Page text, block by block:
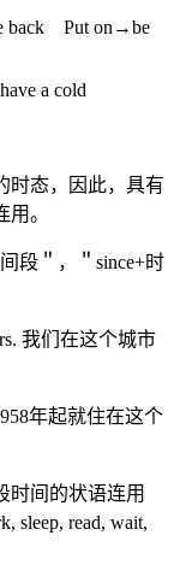
Put on→be
a cold
时态，因此，具有
。
段＂，＂since+时
我们在这个城市
年起就住在这个
时间的状语连用
sleep, read, wait,